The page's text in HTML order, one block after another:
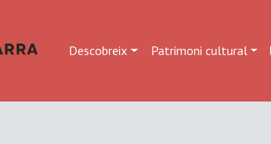
Descobreix Patrimoni cultural